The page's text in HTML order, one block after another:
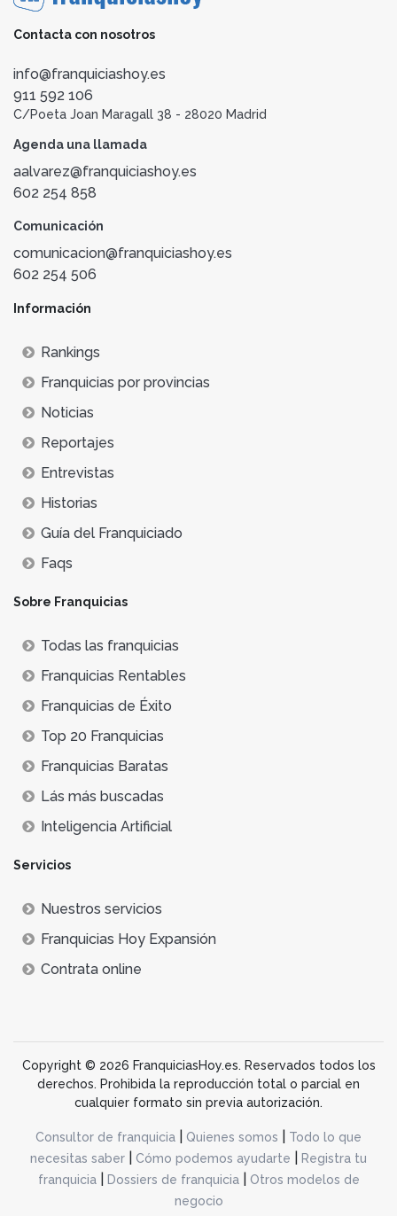
Contacta con nosotros
info@franquiciashoy.es
911 592 106
C/Poeta Joan Maragall 38 - 28020 Madrid
Agenda una llamada
aalvarez@franquiciashoy.es
602 254 858
Comunicación
comunicacion@franquiciashoy.es
602 254 506
Información
Rankings
Franquicias por provincias
Noticias
Reportajes
Entrevistas
Historias
Guía del Franquiciado
Faqs
Sobre Franquicias
Todas las franquicias
Franquicias Rentables
Franquicias de Éxito
Top 20 Franquicias
Franquicias Baratas
Lás más buscadas
Inteligencia Artificial
Servicios
Nuestros servicios
Franquicias Hoy Expansión
Contrata online
Copyright © 2026 FranquiciasHoy.es. Reservados todos los
derechos. Prohibida la reproducción total o parcial en
cualquier formato sin previa autorización.
Consultor de franquicia Quienes somos
Todo lo que
necesitas saber
Cómo podemos ayudarte
Registra tu
franquicia| Dossiers de franquicia|
Otros modelos de
negocio